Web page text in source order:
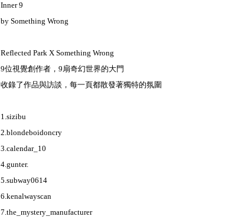
Inner 9
by Something Wrong
Reflected Park X Something Wrong
9位視覺創作者，9扇奇幻世界的大門
收錄了作品與訪談，每一頁都散發著獨特的氛圍
1.sizibu
2.blondeboidoncry
3.calendar_10
4.gunter.
5.subway0614
6.kenalwayscan
7.the_mystery_manufacturer